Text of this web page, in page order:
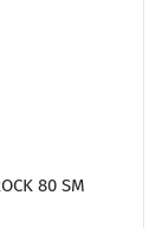
80 SM